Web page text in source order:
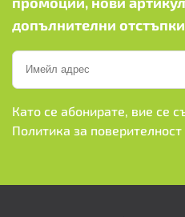
допълнителни
Като се абонирате, вие се
Политика за поверителност